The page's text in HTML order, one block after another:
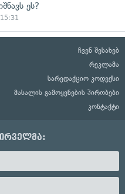
ეს?
ჩვენ შესახებ
რეკლამა
სარედაქციო კოდექსი
მასალის გამოყენების პირობები
კონტაქტი